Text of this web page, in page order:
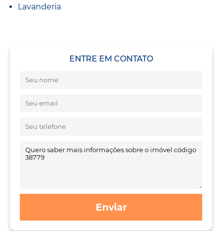
Lavanderia
ENTRE EM CONTATO
Enviar